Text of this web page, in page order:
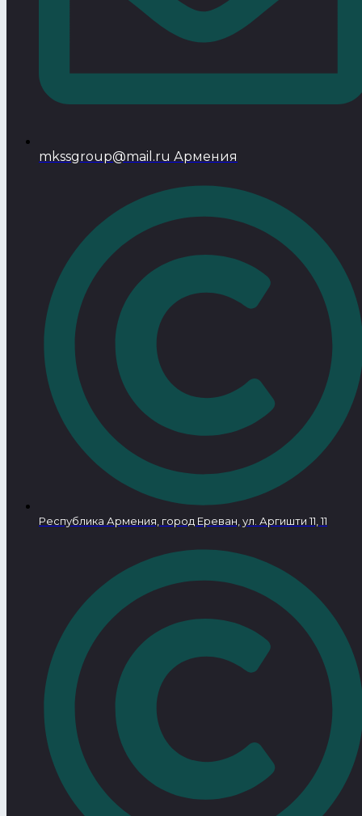
mkssgroup@mail.ru Армения
Республика Армения, город Ереван, ул. Аргишти 11, 11